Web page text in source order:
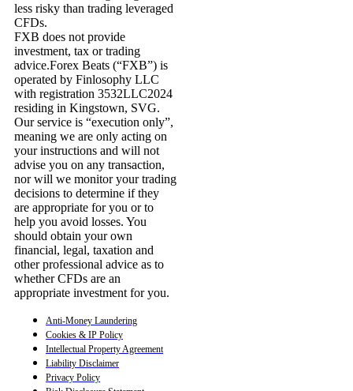
less risky than trading leveraged
CFDs.
FXB does not provide
investment, tax or trading
advice.Forex Beats (“FXB”) is
operated by Finlosophy LLC
with registration 3532LLC2024
residing in Kingstown, SVG.
Our service is “execution only”,
meaning we are only acting on
your instructions and will not
advise you on any transaction,
nor will we monitor your trading
decisions to determine if they
are appropriate for you or to
help you avoid losses. You
should obtain your own
financial, legal, taxation and
other professional advice as to
whether CFDs are an
appropriate investment for you.
Anti-Money Laundering
Cookies & IP Policy
Intellectual Property Agreement
Liability Disclaimer
Privacy Policy